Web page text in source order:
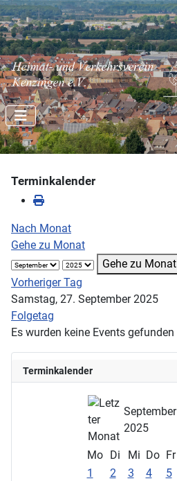
Terminkalender
September
2025
Mo Di Mi Do Fr
1
2 3 4 5
Terminkalender
Nach Monat
Gehe zu Monat
Gehe zu Monat
Vorheriger Tag
Samstag, 27. September 2025
Folgetag
Es wurden keine Events gefunden